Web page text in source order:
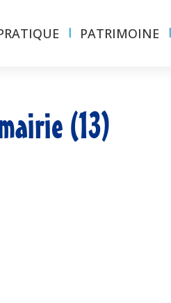
PATRIMOINE
(13)